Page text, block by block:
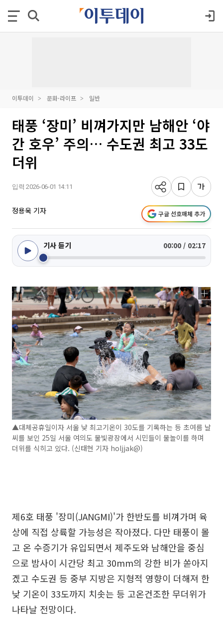
이투데이 문화·라이프 일반
태풍 ‘장미’ 비껴가지만 남해안 ‘야
간 호우’ 주의… 수도권 최고 33도
더위
입력 2026-06-01 14:11
정용욱 기자 구글 선호매체 추가
기사 듣기 00:00 / 02:17
▲대체공휴일이자 서울 낮 최고기온이 30도를 기록하는 등 초여름 날
씨를 보인 25일 서울 여의도 물빛광장에서 시민들이 물놀이를 하며
더위를 식히고 있다. (신태현 기자 holjjak@)
제6호 태풍 '장미(JANGMI)'가 한반도를 비껴가며 육
상에 직접 상륙할 가능성은 작아졌다. 다만 태풍이 몰
고 온 수증기가 유입되면서 제주도와 남해안을 중심
으로 밤사이 시간당 최고 30mm의 강한 비가 쏟아지
겠고 수도권 등 중부 지방은 지형적 영향이 더해져 한
낮 기온이 33도까지 치솟는 등 고온건조한 무더위가
나타날 전망이다.